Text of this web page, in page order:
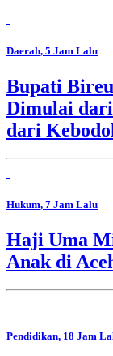
Daerah, 5 Jam Lalu
Bupati
Dimulai dari
dari
Hukum, 7 Jam Lalu
Haji Uma
Anak di
Pendidikan, 18 Jam